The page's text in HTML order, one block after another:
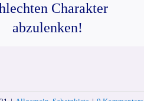
Charakter
abzulenken!